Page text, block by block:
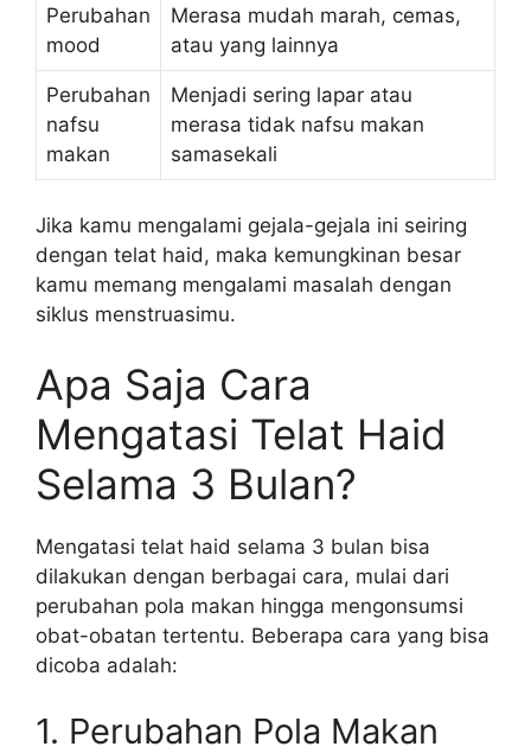
Perubahan
mood
Merasa mudah marah, cemas,
atau yang lainnya
Perubahan
nafsu
makan
Menjadi sering lapar atau
merasa tidak nafsu makan
samasekali
Jika kamu mengalami gejala-gejala ini seiring
dengan telat haid, maka kemungkinan besar
kamu memang mengalami masalah dengan
siklus menstruasimu.
Apa Saja Cara
Mengatasi Telat Haid
Selama 3 Bulan?
Mengatasi telat haid selama 3 bulan bisa
dilakukan dengan berbagai cara, mulai dari
perubahan pola makan hingga mengonsumsi
obat-obatan tertentu. Beberapa cara yang bisa
dicoba adalah:
1. Perubahan Pola Makan